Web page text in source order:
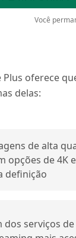
Você
Plus oferece
delas:
de alta
opções de 4K
definição
dos serviços de